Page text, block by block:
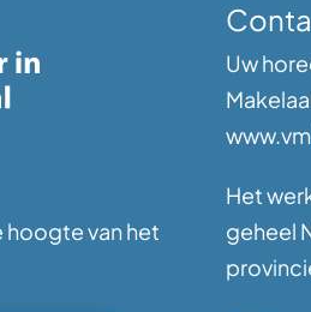
hoogte van het
Uw
Het
geheel